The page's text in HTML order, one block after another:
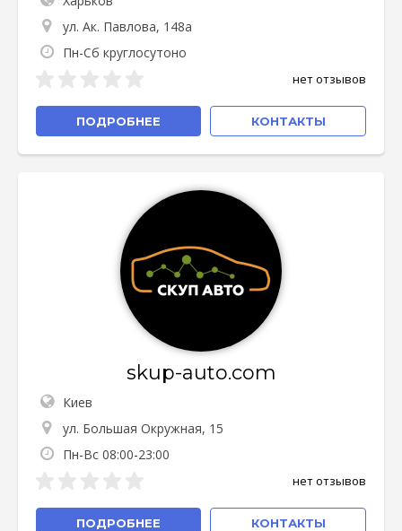
ул. Ак. Павлова, 148а
Пн-Сб круглосутоно
нет отзывов
ПОДРОБНЕЕ КОНТАКТЫ
skup-auto.com
Киев
ул. Большая Окружная, 15
Пн-Вс 08:00-23:00
нет отзывов
ПОДРОБНЕЕ КОНТАКТЫ